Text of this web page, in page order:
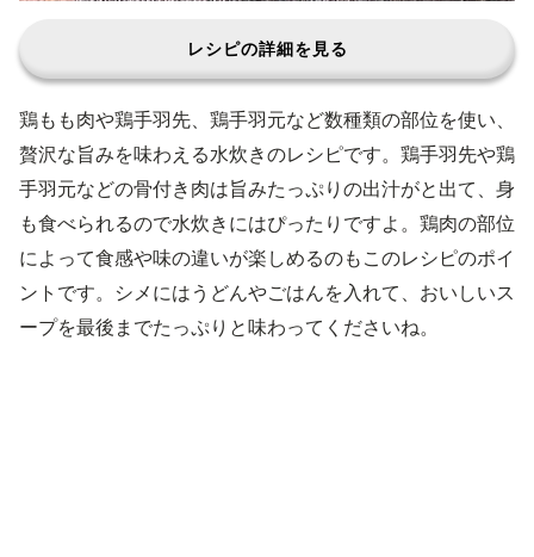
レシピの詳細を見る
鶏もも肉や鶏手羽先、鶏手羽元など数種類の部位を使い、
贅沢な旨みを味わえる水炊きのレシピです。鶏手羽先や鶏
手羽元などの骨付き肉は旨みたっぷりの出汁がと出て、身
も食べられるので水炊きにはぴったりですよ。鶏肉の部位
によって食感や味の違いが楽しめるのもこのレシピのポイ
ントです。シメにはうどんやごはんを入れて、おいしいス
ープを最後までたっぷりと味わってくださいね。